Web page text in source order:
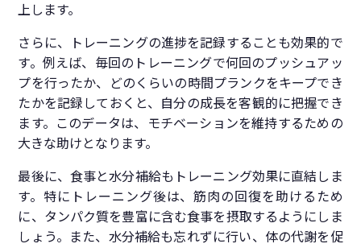
上します。
さらに、トレーニングの進捗を記録することも効果的で
す。例えば、毎回のトレーニングで何回のプッシュアッ
プを行ったか、どのくらいの時間プランクをキープでき
たかを記録しておくと、自分の成長を客観的に把握でき
ます。このデータは、モチベーションを維持するための
大きな助けとなります。
最後に、食事と水分補給もトレーニング効果に直結しま
す。特にトレーニング後は、筋肉の回復を助けるため
に、タンパク質を豊富に含む食事を摂取するようにしま
しょう。また、水分補給も忘れずに行い、体の代謝を促